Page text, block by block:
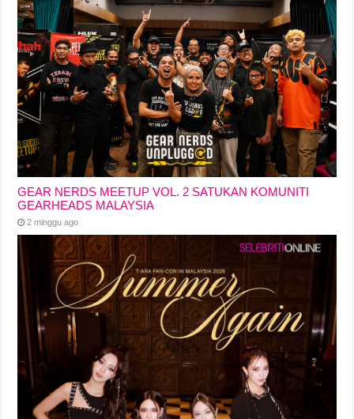
GEAR NERDS MEETUP VOL. 2 SATUKAN KOMUNITI
GEARHEADS MALAYSIA
2 minggu ago